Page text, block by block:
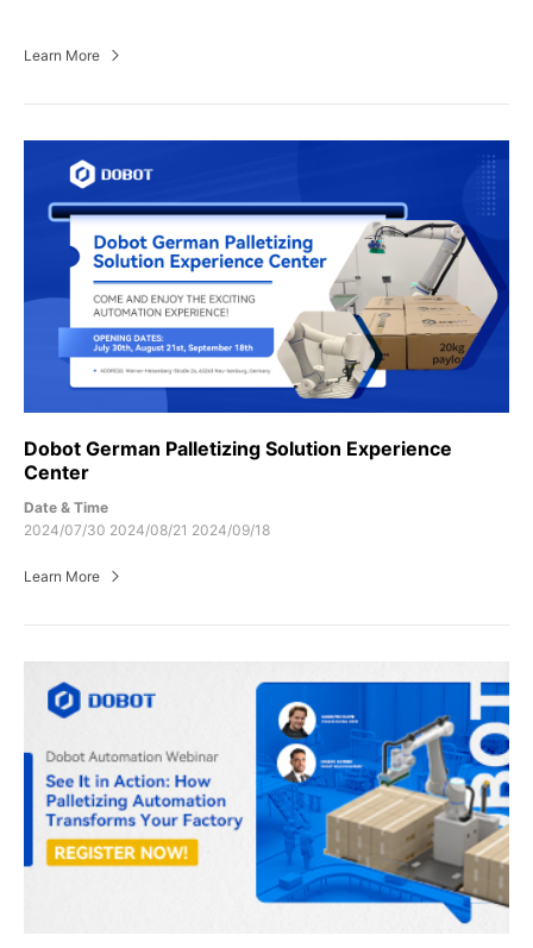
Learn More
Dobot German Palletizing Solution Experience
Center
Date & Time
2024/07/30 2024/08/21 2024/09/18
Learn More